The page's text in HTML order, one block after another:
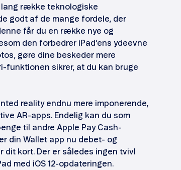
lang række teknologiske
godt af de mange fordele, der
får du en række nye og
den forbedrer iPad’ens ydeevne
gøre dine beskeder mere
funktionen sikrer, at du kan bruge
reality endnu mere imponerende,
AR-apps. Endelig kan du som
til andre Apple Pay Cash-
din Wallet app nu debet- og
dit kort. Der er således ingen tvivl
med iOS 12-opdateringen.